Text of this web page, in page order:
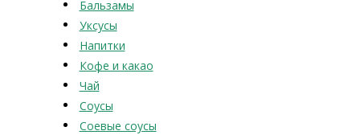
Бальзамы
Уксусы
Напитки
Кофе и какао
Чай
Соусы
Соевые соусы